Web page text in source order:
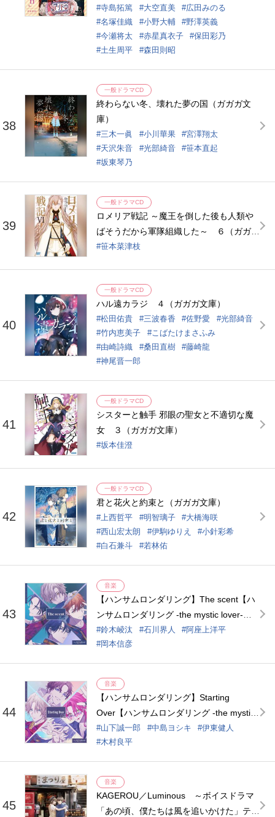
寺島拓篤
大空直美
広田みのる
名塚佳織
小野大輔
野澤英義
今瀬将太
赤星真衣子
保田彩乃
土生周平
森田則昭
38
一般ドラマCD
終わらない冬、壊れた夢の国（ガガガ文
庫）
三木一眞 小川華果
宮澤翔太
天沢朱音
光部綺音
笹本直起
坂東琴乃
39
一般ドラマCD
ロメリア戦記 ～魔王を倒した後も人類や
ばそうだから軍隊組織した～ ６（ガガガ
文庫）
笹本菜津枝
40
一般ドラマCD
ハル遠カラジ ４（ガガガ文庫）
松田佑貴 三波春香 佐野愛
光部綺音
竹内恵美子
こばたけまさふみ
由崎詩織
桑田直樹
藤崎龍
神尾晋一郎
41
一般ドラマCD
シスターと触手 邪眼の聖女と不適切な魔
女 ３（ガガガ文庫）
坂本佳澄
42
一般ドラマCD
君と花火と約束と（ガガガ文庫）
上西哲平 明智璃子
大橋海咲
西山宏太朗
伊駒ゆりえ
小針彩希
白石兼斗
若林佑
43
音楽
【ハンサムロンダリング】The scent【ハ
ンサムロンダリング -the mystic lover-主
題歌】【Vo.海瀬隼人（CV.鈴木崚汰） 日
向野 駿（CV.石川界人） 月城葦夜（CV.阿
鈴木崚汰 石川界人
阿座上洋平
岡本信彦
44
音楽
【ハンサムロンダリング】Starting
Over【ハンサムロンダリング -the mystic
lover-主題歌】【Vo.花丘槙尾（CV.山下誠
一郎） 善知鳥全（CV.中島ヨシキ） 風見
平）】
山下誠一郎 中島ヨシキ
伊東健人
木村良平
45
音楽
KAGEROU／Luminous ～ボイスドラマ
「あの頃、僕たちは風を追いかけた」テー